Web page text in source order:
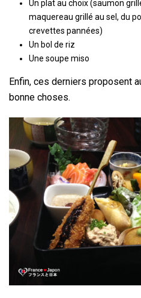
Un plat au choix (saumon
maquereau grillé au sel, du
crevettes pannées)
Un bol de riz
Une soupe miso
Enfin, ces derniers proposent
bonne choses.